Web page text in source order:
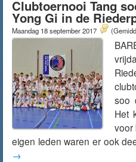
Clubtoernooi Tang
Yong Gi in de
Maandag 18 september 2017
soo
Het
voor
eigen leden waren er ook
→